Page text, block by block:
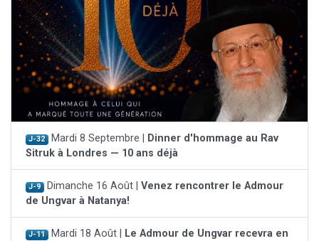
J-32 Mardi 8 Septembre |
Dinner d'hommage au Rav
Sitruk à Londres — 10 ans déjà
J-9 Dimanche 16 Août | Venez rencontrer le Admour
de Ungvar à Natanya!
J-11 Mardi 18 Août |
Le Admour de Ungvar recevra en